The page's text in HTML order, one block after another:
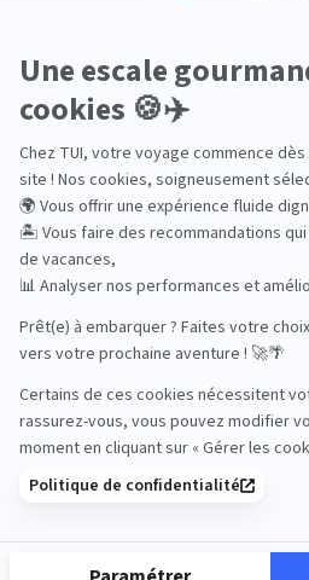
Adult only
Aventure
Bien-être
Circuits privés